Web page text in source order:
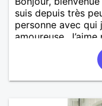
suis depuis très
personne avec
amoureuse.
tendresse, la